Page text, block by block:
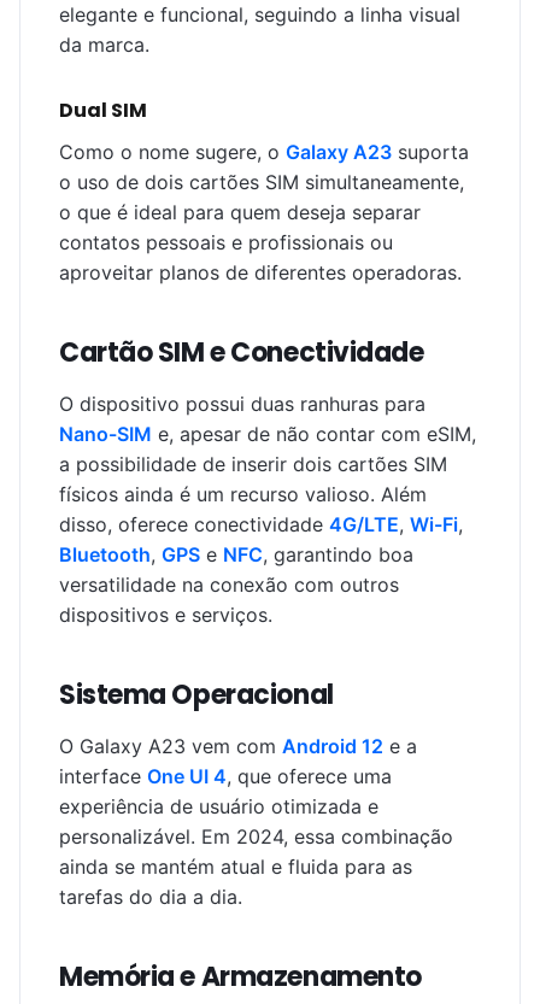
elegante e funcional, seguindo a linha visual
da marca.
Dual SIM
Como o nome sugere, o Galaxy A23 suporta
o uso de dois cartões SIM simultaneamente,
o que é ideal para quem deseja separar
contatos pessoais e profissionais ou
aproveitar planos de diferentes operadoras.
Cartão SIM e Conectividade
O dispositivo possui duas ranhuras para
Nano-SIM e, apesar de não contar com eSIM,
a possibilidade de inserir dois cartões SIM
físicos ainda é um recurso valioso. Além
disso, oferece conectividade 4G/LTE, Wi-Fi,
Bluetooth, GPS e NFC, garantindo boa
versatilidade na conexão com outros
dispositivos e serviços.
Sistema Operacional
O Galaxy A23 vem com Android 12 e a
interface One UI 4, que oferece uma
experiência de usuário otimizada e
personalizável. Em 2024, essa combinação
ainda se mantém atual e fluida para as
tarefas do dia a dia.
Memória e Armazenamento